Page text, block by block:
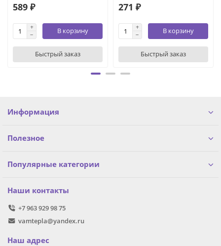
589 ₽
В корзину
Быстрый заказ
271 ₽
В корзину
Быстрый заказ
Информация
Полезное
Популярные категории
Наши контакты
+7 963 929 98 75
vamtepla@yandex.ru
Наш адрес